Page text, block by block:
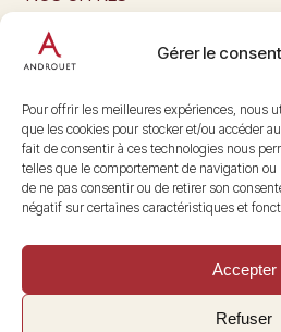
Gérer le
Pour offrir les meilleures expériences, nous
que les cookies pour stocker et/ou accéder
fait de consentir à ces technologies nous
telles que le comportement de navigation
de ne pas consentir ou de retirer son
négatif sur certaines caractéristiques et
Accepter
Refuser
L’ART DU FROMAGE
Nous suivre
@maisonandrouet
Copyright © 2026
Site parMake